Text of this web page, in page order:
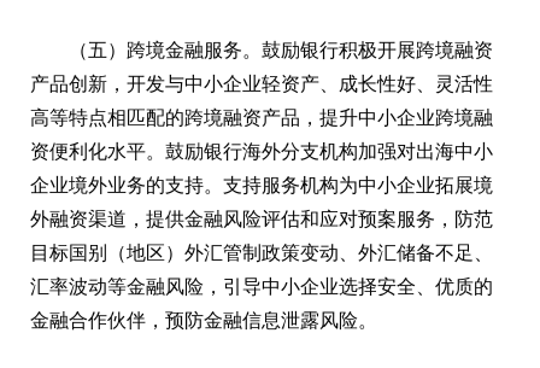
（五）跨境金融服务。鼓励银行积极开展跨境融资
产品创新，开发与中小企业轻资产、成长性好、灵活性
高等特点相匹配的跨境融资产品，提升中小企业跨境融
资便利化水平。鼓励银行海外分支机构加强对出海中小
企业境外业务的支持。支持服务机构为中小企业拓展境
外融资渠道，提供金融风险评估和应对预案服务，防范
目标国别（地区）外汇管制政策变动、外汇储备不足、
汇率波动等金融风险，引导中小企业选择安全、优质的
金融合作伙伴，预防金融信息泄露风险。